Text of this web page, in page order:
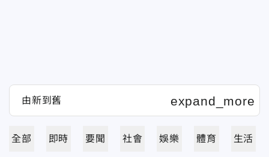
全部 即時 要聞 社會 娛樂 體育 生活